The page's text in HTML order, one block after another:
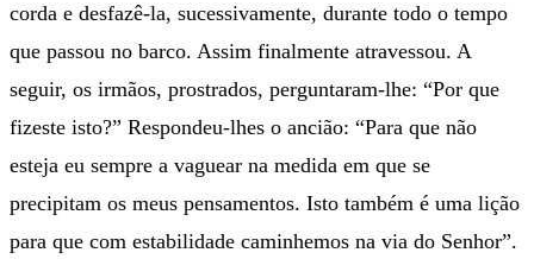
corda e desfazê-la, sucessivamente, durante todo o tempo
que passou no barco. Assim finalmente atravessou. A
seguir, os irmãos, prostrados, perguntaram-lhe: “Por que
fizeste isto?” Respondeu-lhes o ancião: “Para que não
esteja eu sempre a vaguear na medida em que se
precipitam os meus pensamentos. Isto também é uma lição
para que com estabilidade caminhemos na via do Senhor”.